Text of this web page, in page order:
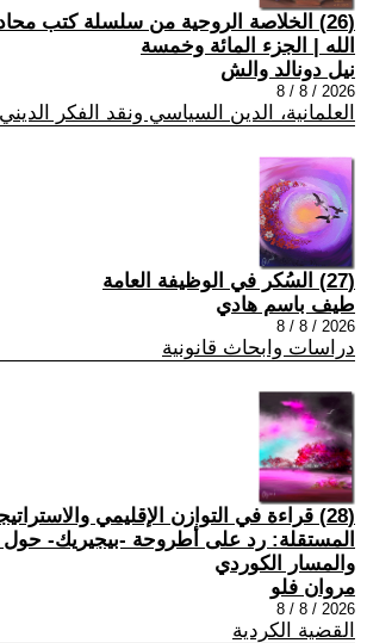
(26) الخلاصة الروحية من سلسلة كتب
الله | الجزء المائة وخمسة
نيل دونالد والش
2026 / 8 / 8
العلمانية، الدين السياسي ونقد الفكر الديني
(27) السُكر في الوظيفة العامة
طيف باسم هادي
2026 / 8 / 8
دراسات وابحاث قانونية
(28) قراءة في التوازن الإقليمي
المستقلة: رد على أطروحة -بيجيريك- حول
والمسار الكوردي
مروان فلو
2026 / 8 / 8
القضية الكردية